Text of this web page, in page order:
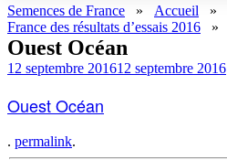
Semences de France » Accueil »
France des résultats d’essais 2016 »
Ouest Océan
12 septembre 201612 septembre 2016
Ouest Océan
. permalink.